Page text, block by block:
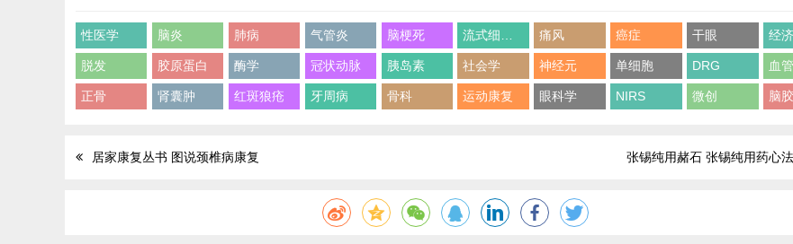
性医学 脑炎 肺病 气管炎 脑梗死 痛风 癌症 干眼 经济
脱发 胶原蛋白 酶学 冠状动脉 胰岛素 社会学 神经元 单细胞 DRG 血
正骨 肾囊肿 红斑狼疮 牙周病 骨科 运动康复 眼科学 NIRS 微创 脑
居家康复丛书 图说颈椎病康复 张锡纯用赭石 张锡纯用药心